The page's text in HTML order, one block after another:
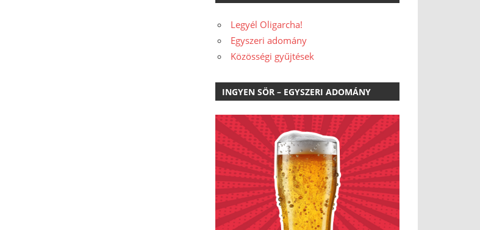
Legyél Oligarcha!
Egyszeri adomány
Közösségi gyűjtések
INGYEN SÖR – EGYSZERI ADOMÁNY